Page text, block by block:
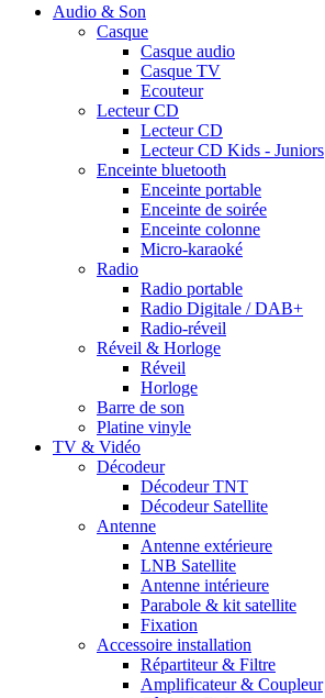
Audio & Son
Casque
Casque audio
Casque TV
Ecouteur
Lecteur CD
Lecteur CD
Lecteur CD Kids - Juniors
Enceinte bluetooth
Enceinte portable
Enceinte de soirée
Enceinte colonne
Micro-karaoké
Radio
Radio portable
Radio Digitale / DAB+
Radio-réveil
Réveil & Horloge
Réveil
Horloge
Barre de son
Platine vinyle
TV & Vidéo
Décodeur
Décodeur TNT
Décodeur Satellite
Antenne
Antenne extérieure
LNB Satellite
Antenne intérieure
Parabole & kit satellite
Fixation
Accessoire installation
Répartiteur & Filtre
Amplificateur & Coupleur